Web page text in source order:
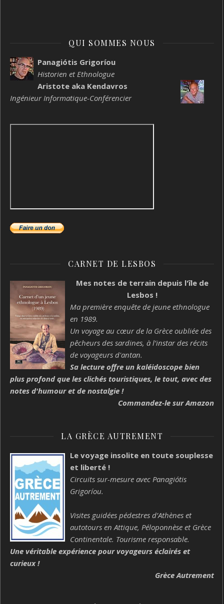
QUI SOMMES NOUS
Panagiótis Grigoríou
Historien et Ethnologue
Aristote aka Kendavros
Ingénieur Informatique-Conférencier
CARNET DE LESBOS
Mes notes de terrain depuis l'île de
Lesbos !
Ma première enquête de jeune ethnologue
en 1989.
Un voyage au cœur de la Grèce oubliée des
pêcheurs des sardines, à l’instar des récits
de voyageurs d'antan.
Sa lecture offre un kaléidoscope bien
plus profond que les clichés touristiques, le tout, avec des
notes d'humour et de nostalgie !
Commandez-le sur Amazon
LA GRÈCE AUTREMENT
Le voyage insolite en toute souplesse
et liberté !
Circuits sur-mesure avec Panagiótis
Grigoríou.
Visites guidées pédestres d’Athènes et
autotours en Attique, Péloponnèse et Grèce
Continentale. Tourisme responsable.
Une véritable expérience pour voyageurs éclairés et
curieux !
Grèce Autrement